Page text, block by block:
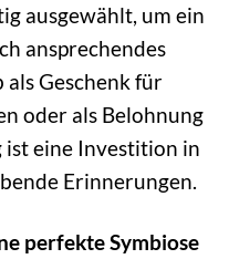
ausgewählt, um ein
ansprechendes
als Geschenk für
oder als Belohnung
ist eine Investition in
Erinnerungen.
perfekte Symbiose